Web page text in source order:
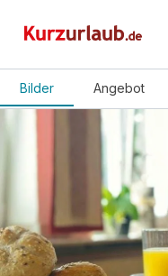
Bilder Angebot